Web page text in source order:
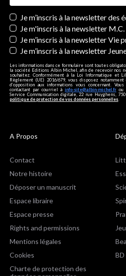
Newsletters
Je m’inscris à la newsletter
Je m'inscris à la newsletter
Je m’inscris à la newsletter Vie
Je m’inscris à la newsletter
Les informations dans ce formulaire sont toutes
la société Editions Albin Michel, afin de recevoir nos
souhaitez. Conformément à la Loi Informatique et
Règlement (UE) 2016/679, vous disposez
d’opposition aux informations vous concernant.
contactant par courriel à info-site@albin-michel.fr ou
Service Communication digitale, 22 rue Huyghens,
politique de protection de vos données personnelles.
A Propos
Contact
Notre histoire
Déposer un manuscrit
Espace libraire
Espace presse
Rights and permissions
Mentions légales
Cookies
Charte de protection des
BD